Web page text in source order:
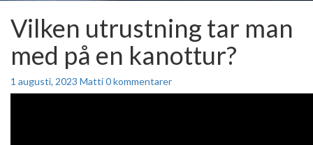
Vilken
utrustning
tar
man
med
på
Vilken utrustning tar man
med på en kanottur?
1 augusti, 2023 MattiKommentarer
0 kommentarer